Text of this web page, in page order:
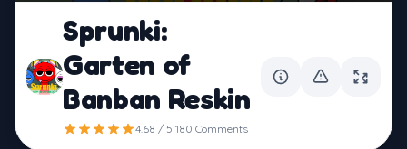
Sprunki:
Garten of
Banban Reskin
4.68 / 5·180 Comments